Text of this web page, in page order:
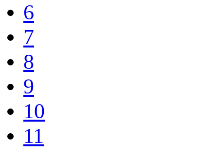
6
7
8
9
10
11